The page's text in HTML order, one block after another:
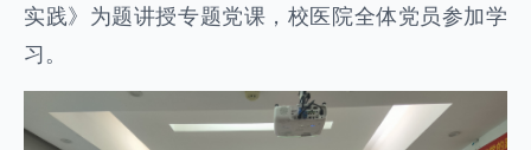
实践》为题讲授专题党课，校医院全体党员参加学
习。